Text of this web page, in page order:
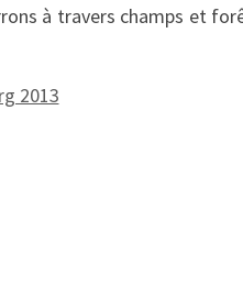
à travers champs et